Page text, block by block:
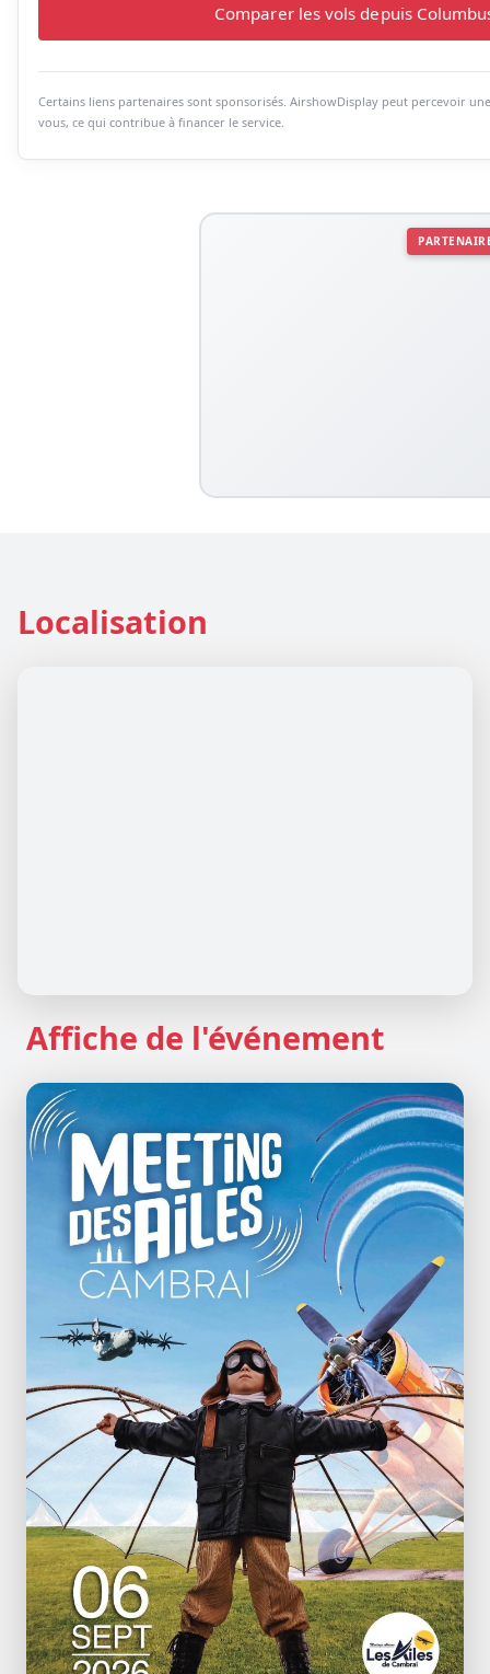
Comparer les vols depuis
Certains liens partenaires sont sponsorisés. AirshowDisplay peut percevoir
vous, ce qui contribue à financer le service.
Localisation
Affiche de l'événement